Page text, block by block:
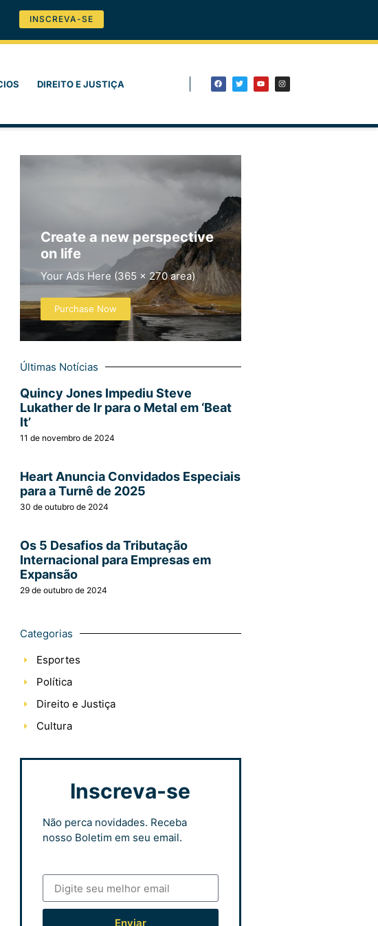
INSCREVA-SE
DIREITO E JUSTIÇA
Create a new perspective
on life
Your Ads Here (365 x 270 area)
Purchase Now
Últimas Notícias
Quincy Jones Impediu Steve
Lukather de Ir para o Metal em ‘Beat
It’
11 de novembro de 2024
Heart Anuncia Convidados Especiais
para a Turnê de 2025
30 de outubro de 2024
Os 5 Desafios da Tributação
Internacional para Empresas em
Expansão
29 de outubro de 2024
Categorias
Esportes
Política
Direito e Justiça
Cultura
Inscreva-se
Não perca novidades. Receba
nosso Boletim em seu email.
Enviar